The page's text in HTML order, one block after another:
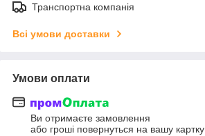
Транспортна компанія
Всі умови доставки
Умови оплати
Ви отримаєте замовлення
або гроші повернуться на вашу картку